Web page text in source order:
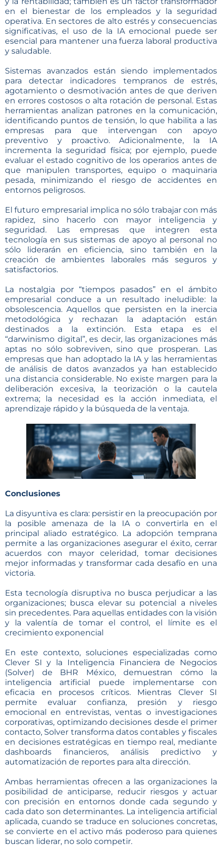
en el bienestar de los empleados y la seguridad
operativa. En sectores de alto estrés y consecuencias
significativas, el uso de la IA emocional puede ser
esencial para mantener una fuerza laboral productiva
y saludable.
Sistemas avanzados están siendo implementados
para detectar indicadores tempranos de estrés,
agotamiento o desmotivación antes de que deriven
en errores costosos o alta rotación de personal. Estas
herramientas analizan patrones en la comunicación,
identificando puntos de tensión, lo que habilita a las
empresas para que intervengan con apoyo
preventivo y proactivo. Adicionalmente, la IA
incrementa la seguridad física; por ejemplo, puede
evaluar el estado cognitivo de los operarios antes de
que manipulen transportes, equipo o maquinaria
pesada, minimizando el riesgo de accidentes en
entornos peligrosos.
El futuro empresarial implica no sólo trabajar con más
rapidez, sino hacerlo con mayor inteligencia y
seguridad. Las empresas que integren esta
tecnología en sus sistemas de apoyo al personal no
sólo liderarán en eficiencia, sino también en la
creación de ambientes laborales más seguros y
satisfactorios.
La nostalgia por “tiempos pasados” en el ámbito
empresarial conduce a un resultado ineludible: la
obsolescencia. Aquellos que persisten en la inercia
metodológica y rechazan la adaptación están
destinados a la extinción. Esta etapa es el
“darwinismo digital”, es decir, las organizaciones más
aptas no sólo sobreviven, sino que prosperan. Las
empresas que han adoptado la IA y las herramientas
de análisis de datos avanzados ya han establecido
una distancia considerable. No existe margen para la
deliberación excesiva, la teorización o la cautela
extrema; la necesidad es la acción inmediata, el
aprendizaje rápido y la búsqueda de la ventaja.
Conclusiones
La disyuntiva es clara: persistir en la preocupación por
la posible amenaza de la IA o convertirla en el
principal aliado estratégico. La adopción temprana
permite a las organizaciones asegurar el éxito, cerrar
acuerdos con mayor celeridad, tomar decisiones
mejor informadas y transformar cada desafío en una
victoria.
Esta tecnología disruptiva no busca perjudicar a las
organizaciones; busca elevar su potencial a niveles
sin precedentes. Para aquellas entidades con la visión
y la valentía de tomar el control, el límite es el
crecimiento exponencial
En este contexto, soluciones especializadas como
Clever SI y la Inteligencia Financiera de Negocios
(Solver) de BHR México, demuestran cómo la
inteligencia artificial puede implementarse con
eficacia en procesos críticos. Mientras Clever SI
permite evaluar confianza, presión y riesgo
emocional en entrevistas, ventas o investigaciones
corporativas, optimizando decisiones desde el primer
contacto, Solver transforma datos contables y fiscales
en decisiones estratégicas en tiempo real, mediante
dashboards financieros, análisis predictivo y
automatización de reportes para alta dirección.
Ambas herramientas ofrecen a las organizaciones la
posibilidad de anticiparse, reducir riesgos y actuar
con precisión en entornos donde cada segundo y
cada dato son determinantes. La inteligencia artificial
aplicada, cuando se traduce en soluciones concretas,
se convierte en el activo más poderoso para quienes
buscan liderar, no solo competir.